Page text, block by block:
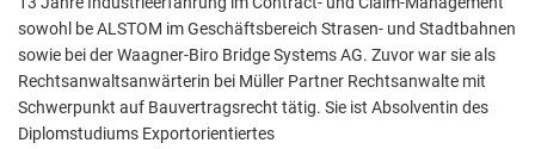
sowohl be ALSTOM im Geschäftsbereich Strasen- und Stadtbahnen
sowie bei der Waagner-Biro Bridge Systems AG. Zuvor war sie als
Rechtsanwaltsanwärterin bei Müller Partner Rechtsanwalte mit
Schwerpunkt auf Bauvertragsrecht tätig. Sie ist Absolventin des
Diplomstudiums Exportorientiertes